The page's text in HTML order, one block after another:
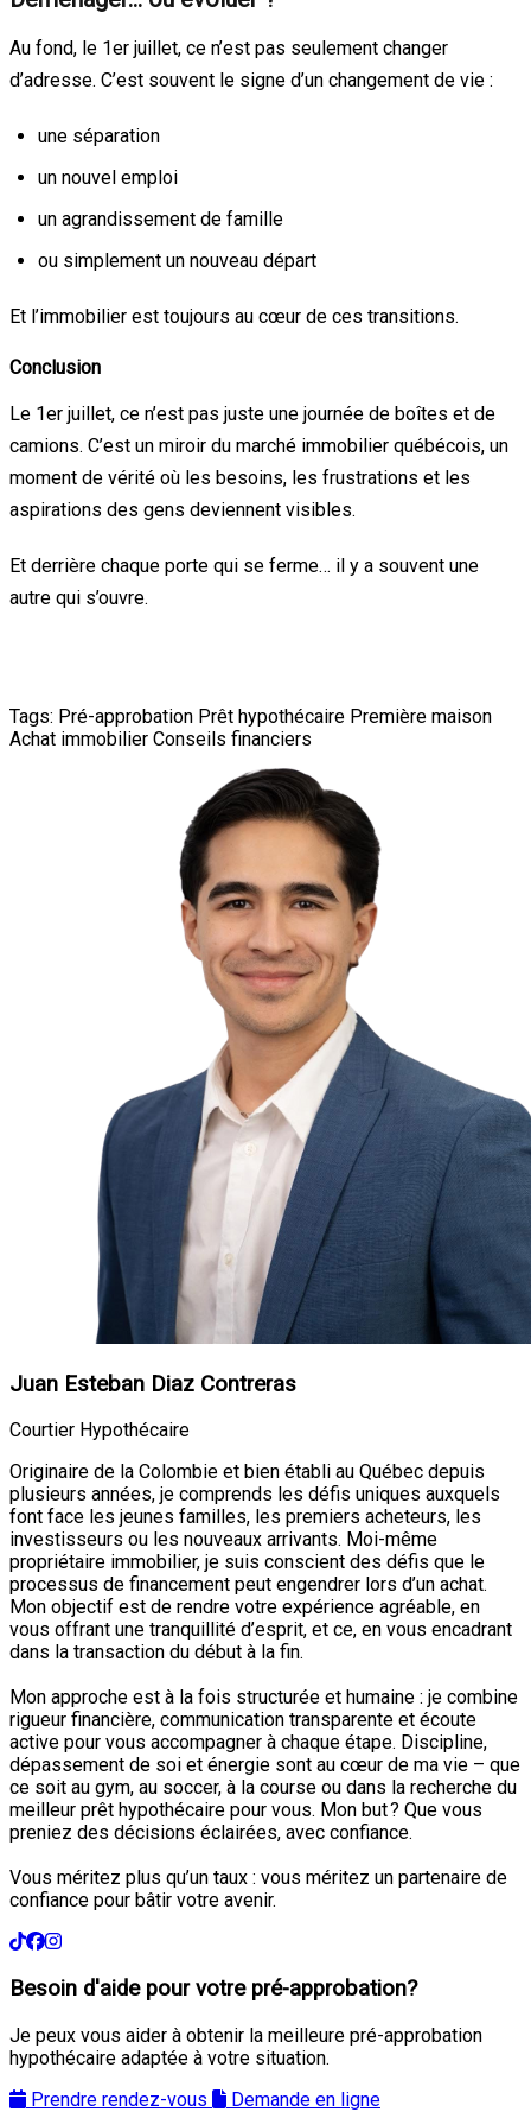
Au fond, le 1er juillet, ce n’est pas seulement changer
d’adresse. C’est souvent le signe d’un changement de vie :
une séparation
un nouvel emploi
un agrandissement de famille
ou simplement un nouveau départ
Et l’immobilier est toujours au cœur de ces transitions.
Conclusion
Le 1er juillet, ce n’est pas juste une journée de boîtes et de
camions. C’est un miroir du marché immobilier québécois, un
moment de vérité où les besoins, les frustrations et les
aspirations des gens deviennent visibles.
Et derrière chaque porte qui se ferme… il y a souvent une
autre qui s’ouvre.
Tags: Pré-approbation Prêt hypothécaire Première maison
Achat immobilier Conseils financiers
Juan Esteban Diaz Contreras
Courtier Hypothécaire
Originaire de la Colombie et bien établi au Québec depuis
plusieurs années, je comprends les défis uniques auxquels
font face les jeunes familles, les premiers acheteurs, les
investisseurs ou les nouveaux arrivants. Moi-même
propriétaire immobilier, je suis conscient des défis que le
processus de financement peut engendrer lors d’un achat.
Mon objectif est de rendre votre expérience agréable, en
vous offrant une tranquillité d’esprit, et ce, en vous encadrant
dans la transaction du début à la fin.
Mon approche est à la fois structurée et humaine : je combine
rigueur financière, communication transparente et écoute
active pour vous accompagner à chaque étape. Discipline,
dépassement de soi et énergie sont au cœur de ma vie – que
ce soit au gym, au soccer, à la course ou dans la recherche du
meilleur prêt hypothécaire pour vous. Mon but ? Que vous
preniez des décisions éclairées, avec confiance.
Vous méritez plus qu’un taux : vous méritez un partenaire de
confiance pour bâtir votre avenir.
Besoin d'aide pour votre pré-approbation?
Je peux vous aider à obtenir la meilleure pré-approbation
hypothécaire adaptée à votre situation.
Prendre rendez-vous
Demande en ligne